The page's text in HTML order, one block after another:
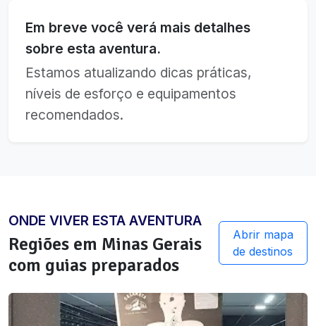
Em breve você verá mais detalhes
sobre esta aventura.
Estamos atualizando dicas práticas,
níveis de esforço e equipamentos
recomendados.
ONDE VIVER ESTA AVENTURA
Regiões em Minas Gerais
com guias preparados
Abrir mapa
de destinos